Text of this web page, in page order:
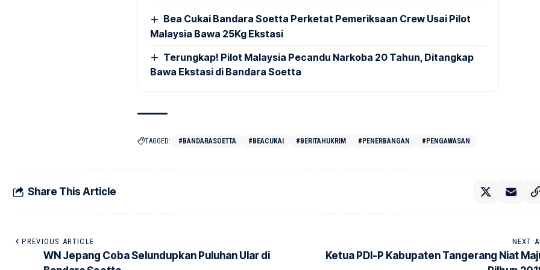
Bea Cukai Bandara Soetta Perketat Pemeriksaan Crew Usai Pilot
Malaysia Bawa 25Kg Ekstasi
Terungkap! Pilot Malaysia Pecandu Narkoba 20 Tahun, Ditangkap
Bawa Ekstasi di Bandara Soetta
TAGGED: #BANDARASOETTA #BEACUKAI #BERITAHUKRIM #PENERBANGAN #PENGAWASAN
Share This Article
PREVIOUS ARTICLE
WN Jepang Coba Selundupkan Puluhan Ular di
NEXT
Ketua PDI-P Kabupaten Tangerang Niat